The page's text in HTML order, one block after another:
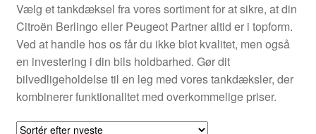
Privatlivspolitik
Vilkår og betingelser
Vælg et tankdæksel fra vores sortiment for at sikre, at din
Citroën Berlingo eller Peugeot Partner altid er i topform.
Ved at handle hos os får du ikke blot kvalitet, men også
en investering i din bils holdbarhed. Gør dit
bilvedligeholdelse til en leg med vores tankdæksler, der
kombinerer funktionalitet med overkommelige priser.